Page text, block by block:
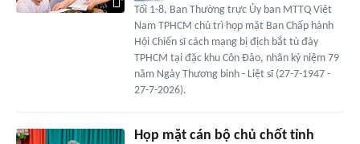
Tối 1-8, Ban Thường trực Ủy ban MTTQ Việt
Nam TPHCM chủ trì họp mặt Ban Chấp hành
Hội Chiến sĩ cách mạng bị địch bắt tù đày
TPHCM tại đặc khu Côn Đảo, nhân kỷ niệm 79
năm Ngày Thương binh - Liệt sĩ (27-7-1947 -
27-7-2026).
Họp mặt cán bộ chủ chốt tỉnh